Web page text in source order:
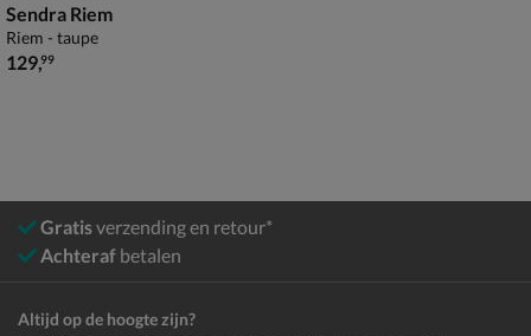
Sendra Riem
Riem - taupe
€ 129,99
129,99
Gratisverzending en retour*
Achteraf betalen
Altijd op de hoogte zijn?